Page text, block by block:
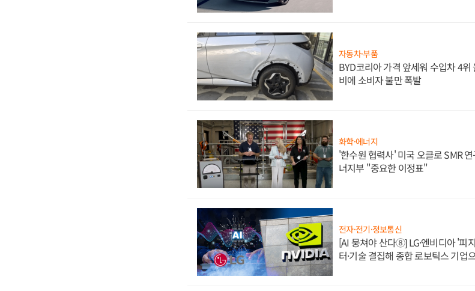
자동차·부품
BYD코리아 가격 앞세워 수입차 4
비에 소비자 불만 폭발
화학·에너지
'한수원 협력사' 미국 오클로 SMR
너지부 "중요한 이정표"
전자·전기·정보통신
[AI 뭉쳐야 산다⑧] LG·엔비디아 '피
터·기술 결집해 종합 로보틱스 기업